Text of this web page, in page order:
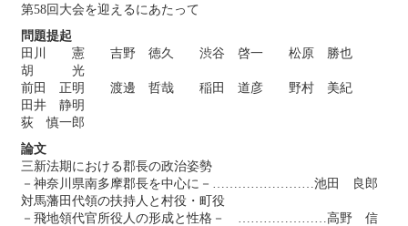
第58回大会を迎えるにあたって
問題提起
田川 憲 吉野 徳久 渋谷 啓一 松原 勝也
胡 光
前田 正明 渡邊 哲哉 稲田 道彦 野村 美紀
田井 静明
荻 慎一郎
論文
三新法期における郡長の政治姿勢
－神奈川県南多摩郡長を中心に－……………………池田 良郎
対馬藩田代領の扶持人と村役・町役
－飛地領代官所役人の形成と性格－ …………………高野 信